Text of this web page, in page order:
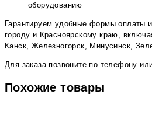
оборудованию
Гарантируем удобные формы оплаты
городу и Красноярскому краю,
Канск, Железногорск, Минусинск,
Для заказа позвоните по телефону
Похожие товары